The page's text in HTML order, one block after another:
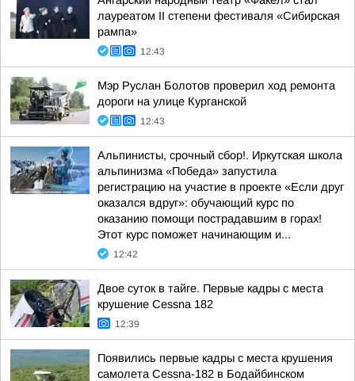
лауреатом II степени фестиваля «Сибирская
рампа»
12:43
Мэр Руслан Болотов проверил ход ремонта
дороги на улице Курганской
12:43
Альпинисты, срочный сбор!. Иркутская школа
альпинизма «Победа» запустила
регистрацию на участие в проекте «Если друг
оказался вдруг»: обучающий курс по
оказанию помощи пострадавшим в горах!
Этот курс поможет начинающим и...
12:42
Двое суток в тайге. Первые кадры с места
крушение Cessna 182
12:39
Появились первые кадры с места крушения
самолета Cessna-182 в Бодайбинском